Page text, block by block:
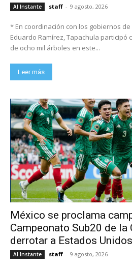
Al Instante staff - 9 agosto, 2026
* En coordinación con los gobiernos
Eduardo Ramírez, Tapachula participó
de ocho mil árboles en este...
Leer más
México se proclama
Campeonato Sub20 de la
derrotar a Estados Unidos
Al Instante staff - 9 agosto, 2026